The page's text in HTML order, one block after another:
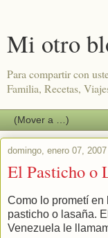
Mi otro
Para compartir con
Familia, Recetas,
domingo, enero 07, 2007
El Pasticho o
Como lo prometí en
pasticho o lasaña.
Venezuela le